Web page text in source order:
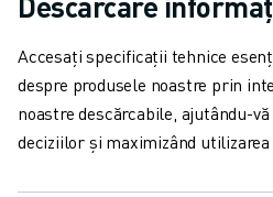
LOCAȚII
IMPRINT
Accesați specificații tehnice
despre produsele noastre prin
noastre descărcabile, ajutându-
deciziilor și maximizând